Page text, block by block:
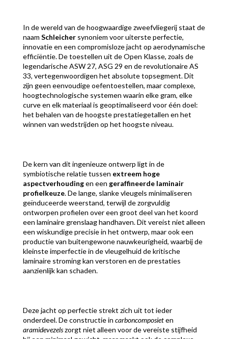
In de wereld van de hoogwaardige zweefvliegerij staat de
naam Schleichersynoniem voor uiterste perfectie,
innovatie en een compromisloze jacht op aerodynamische
efficiëntie. De toestellen uit de Open Klasse, zoals de
legendarische ASW 27, ASG 29 en de revolutionaire AS
33, vertegenwoordigen het absolute topsegment. Dit
zijn geen eenvoudige oefentoestellen, maar complexe,
hoogtechnologische systemen waarin elke gram, elke
curve en elk materiaal is geoptimaliseerd voor één doel:
het behalen van de hoogste prestatiegetallen en het
winnen van wedstrijden op het hoogste niveau.
De kern van dit ingenieuze ontwerp ligt in de
symbiotische relatie tussen extreem hoge
aspectverhoudingen een geraffineerde laminair
profielkeuze. De lange, slanke vleugels minimaliseren
geïnduceerde weerstand, terwijl de zorgvuldig
ontworpen profielen over een groot deel van het koord
een laminaire grenslaag handhaven. Dit vereist niet alleen
een wiskundige precisie in het ontwerp, maar ook een
productie van buitengewone nauwkeurigheid, waarbij de
kleinste imperfectie in de vleugelhuid de kritische
laminaire stroming kan verstoren en de prestaties
aanzienlijk kan schaden.
Deze jacht op perfectie strekt zich uit tot ieder
onderdeel. De constructie in carboncomposieten
aramidevezelszorgt niet alleen voor de vereiste stijfheid